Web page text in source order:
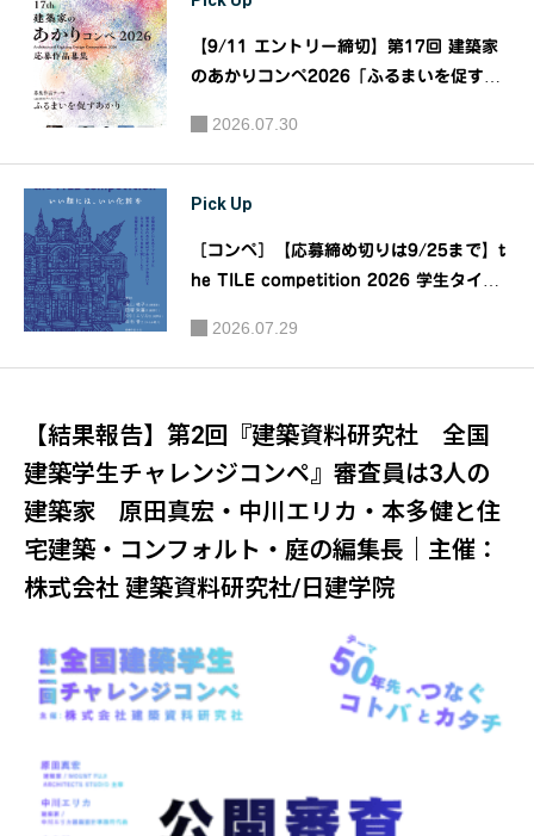
【9/11 エントリー締切】第17回 建築家
のあかりコンペ2026「ふるまいを促すあ
会 ・ 大光電機株式会社
2026.07.30
Pick Up
［コンペ］【応募締め切りは9/25まで】t
he TILE competition 2026 学生タイル
を」｜主催：CERASTA 2026実行委員会
2026.07.29
【結果報告】第2回『建築資料研究社 全国
建築学生チャレンジコンペ』審査員は3人の
建築家 原田真宏・中川エリカ・本多健と住
宅建築・コンフォルト・庭の編集長｜主催：
株式会社 建築資料研究社/日建学院